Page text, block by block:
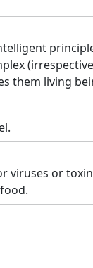
them living
viruses or